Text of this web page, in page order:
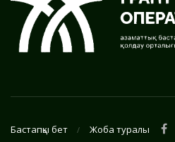
Бастапқы бет Жоба туралы